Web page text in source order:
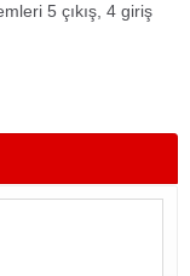
5 çıkış, 4 giriş